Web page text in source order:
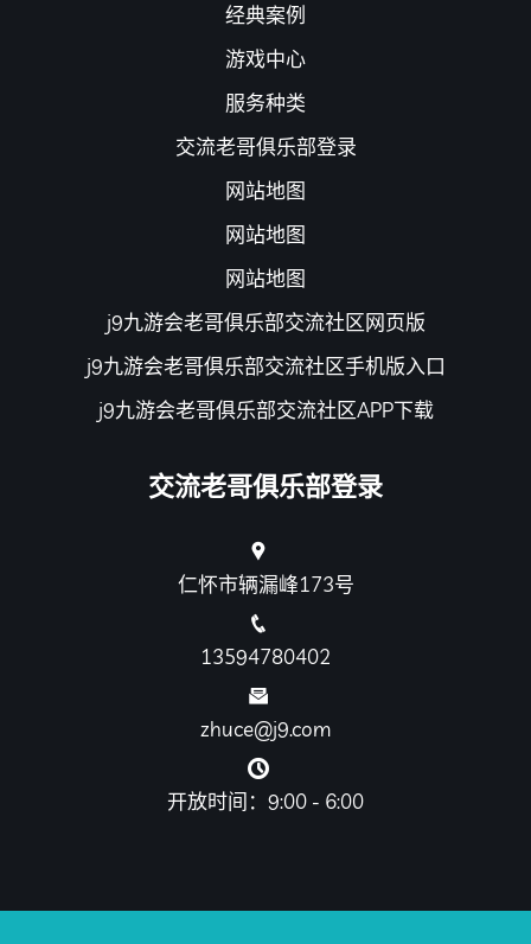
经典案例
游戏中心
服务种类
交流老哥俱乐部登录
网站地图
网站地图
网站地图
j9九游会老哥俱乐部交流社区网页版
j9九游会老哥俱乐部交流社区手机版入口
j9九游会老哥俱乐部交流社区APP下载
交流老哥俱乐部登录
仁怀市辆漏峰173号
13594780402
zhuce@j9.com
开放时间：9:00 - 6:00